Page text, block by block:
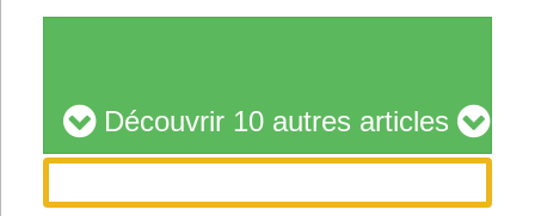
Découvrir 10 autres articles